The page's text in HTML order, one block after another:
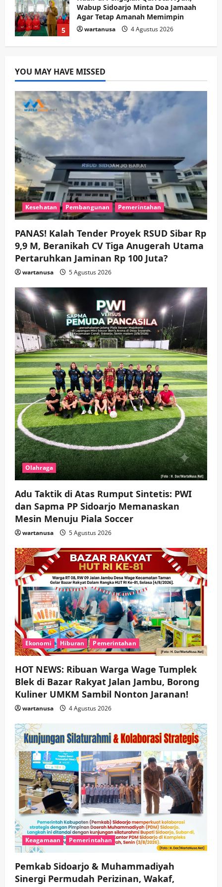
1
PANAS! Kalah Tender Proyek RSUD
Sibar Rp 9,9 M, Beranikah CV Tiga
Anugerah Utama Pertaruhkan
Jaminan Rp 100 Juta?
wartanusa 5 Agustus 2026
2
PWI dan Sapma PP Sidoarjo
Memanaskan Mesin Menuju Piala
Soccer
wartanusa 5 Agustus 2026
3
Ekonomi Hiburan Pemerintahan
HOT NEWS: Ribuan Warga Wage
Tumplek Blek di Bazar Rakyat Jalan
Jambu, Borong Kuliner UMKM Sambil
Nonton Jaranan!
wartanusa 4 Agustus 2026
Keagamaan Pemerintahan
Pemkab Sidoarjo & Muhammadiyah
Sinergi Permudah Perizinan, Wakaf,
hingga Hibah
5
Keagamaan Pemerintahan
Hadir di Pengajian Qurrota A’yun,
Wabup Sidoarjo Minta Doa Jamaah
Agar Tetap Amanah Memimpin
wartanusa 4 Agustus 2026
YOU MAY HAVE MISSED
Kesehatan Pembangunan Pemerintahan
PANAS! Kalah Tender Proyek RSUD Sibar Rp
9,9 M, Beranikah CV Tiga Anugerah Utama
Pertaruhkan Jaminan Rp 100 Juta?
wartanusa 5 Agustus 2026
Olahraga
Adu Taktik di Atas Rumput Sintetis: PWI
dan Sapma PP Sidoarjo Memanaskan
Mesin Menuju Piala Soccer
wartanusa 5 Agustus 2026
Ekonomi Hiburan Pemerintahan
HOT NEWS: Ribuan Warga Wage Tumplek
Blek di Bazar Rakyat Jalan Jambu, Borong
Kuliner UMKM Sambil Nonton Jaranan!
wartanusa 4 Agustus 2026
Keagamaan Pemerintahan
Pemkab Sidoarjo & Muhammadiyah
Sinergi Permudah Perizinan, Wakaf,